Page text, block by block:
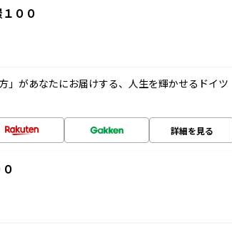
００
」があなたにお届けする、人生を輝かせるドイツ
詳細を見る